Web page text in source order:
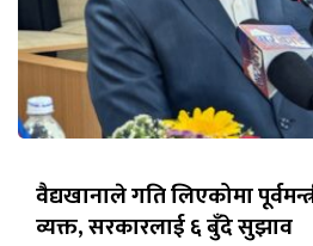
वैद्यखानाले गति लिएकोमा
व्यक्त, सरकारलाई ६ बुँदे सुझाव